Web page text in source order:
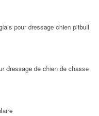
pour dressage chien pitbull
dressage de chien de chasse